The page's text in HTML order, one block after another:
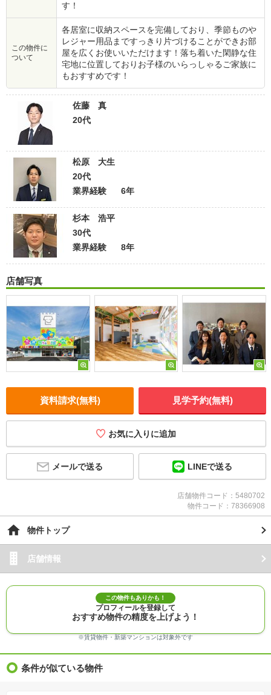
す！
この物件に
ついて
各居室に収納スペースを完備しており、季節ものや
レジャー用品まですっきり片づけることができお部
屋を広くお使いいただけます！落ち着いた閑静な住
宅地に位置しておりお子様のいらっしゃるご家族に
もおすすめです！
佐藤 真
20代
松原 大生
20代
業界経験
6年
杉本 浩平
30代
業界経験
8年
店舗写真
資料請求(無料) 見学予約(無料)
お気に入りに追加
メールで送る LINEで送る
店舗物件コード：5480702
物件コード：78366908
物件トップ
店舗情報
この物件もありかも！
プロフィールを登録して
おすすめ物件の精度を上げよう！
※賃貸物件・新築マンションは対象外です
条件が似ている物件